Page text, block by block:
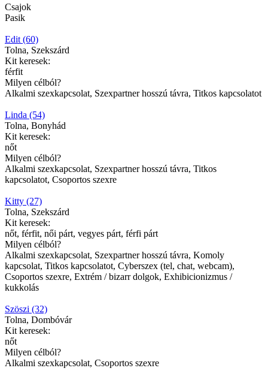
Csajok
Pasik
Edit (60)
Tolna, Szekszárd
Kit keresek:
férfit
Milyen célból?
Alkalmi szexkapcsolat, Szexpartner hosszú távra, Titkos kapcsolatot
Linda (54)
Tolna, Bonyhád
Kit keresek:
nőt
Milyen célból?
Alkalmi szexkapcsolat, Szexpartner hosszú távra, Titkos
kapcsolatot, Csoportos szexre
Kitty (27)
Tolna, Szekszárd
Kit keresek:
nőt, férfit, női párt, vegyes párt, férfi párt
Milyen célból?
Alkalmi szexkapcsolat, Szexpartner hosszú távra, Komoly
kapcsolat, Titkos kapcsolatot, Cyberszex (tel, chat, webcam),
Csoportos szexre, Extrém / bizarr dolgok, Exhibicionizmus /
kukkolás
Szöszi (32)
Tolna, Dombóvár
Kit keresek:
nőt
Milyen célból?
Alkalmi szexkapcsolat, Csoportos szexre